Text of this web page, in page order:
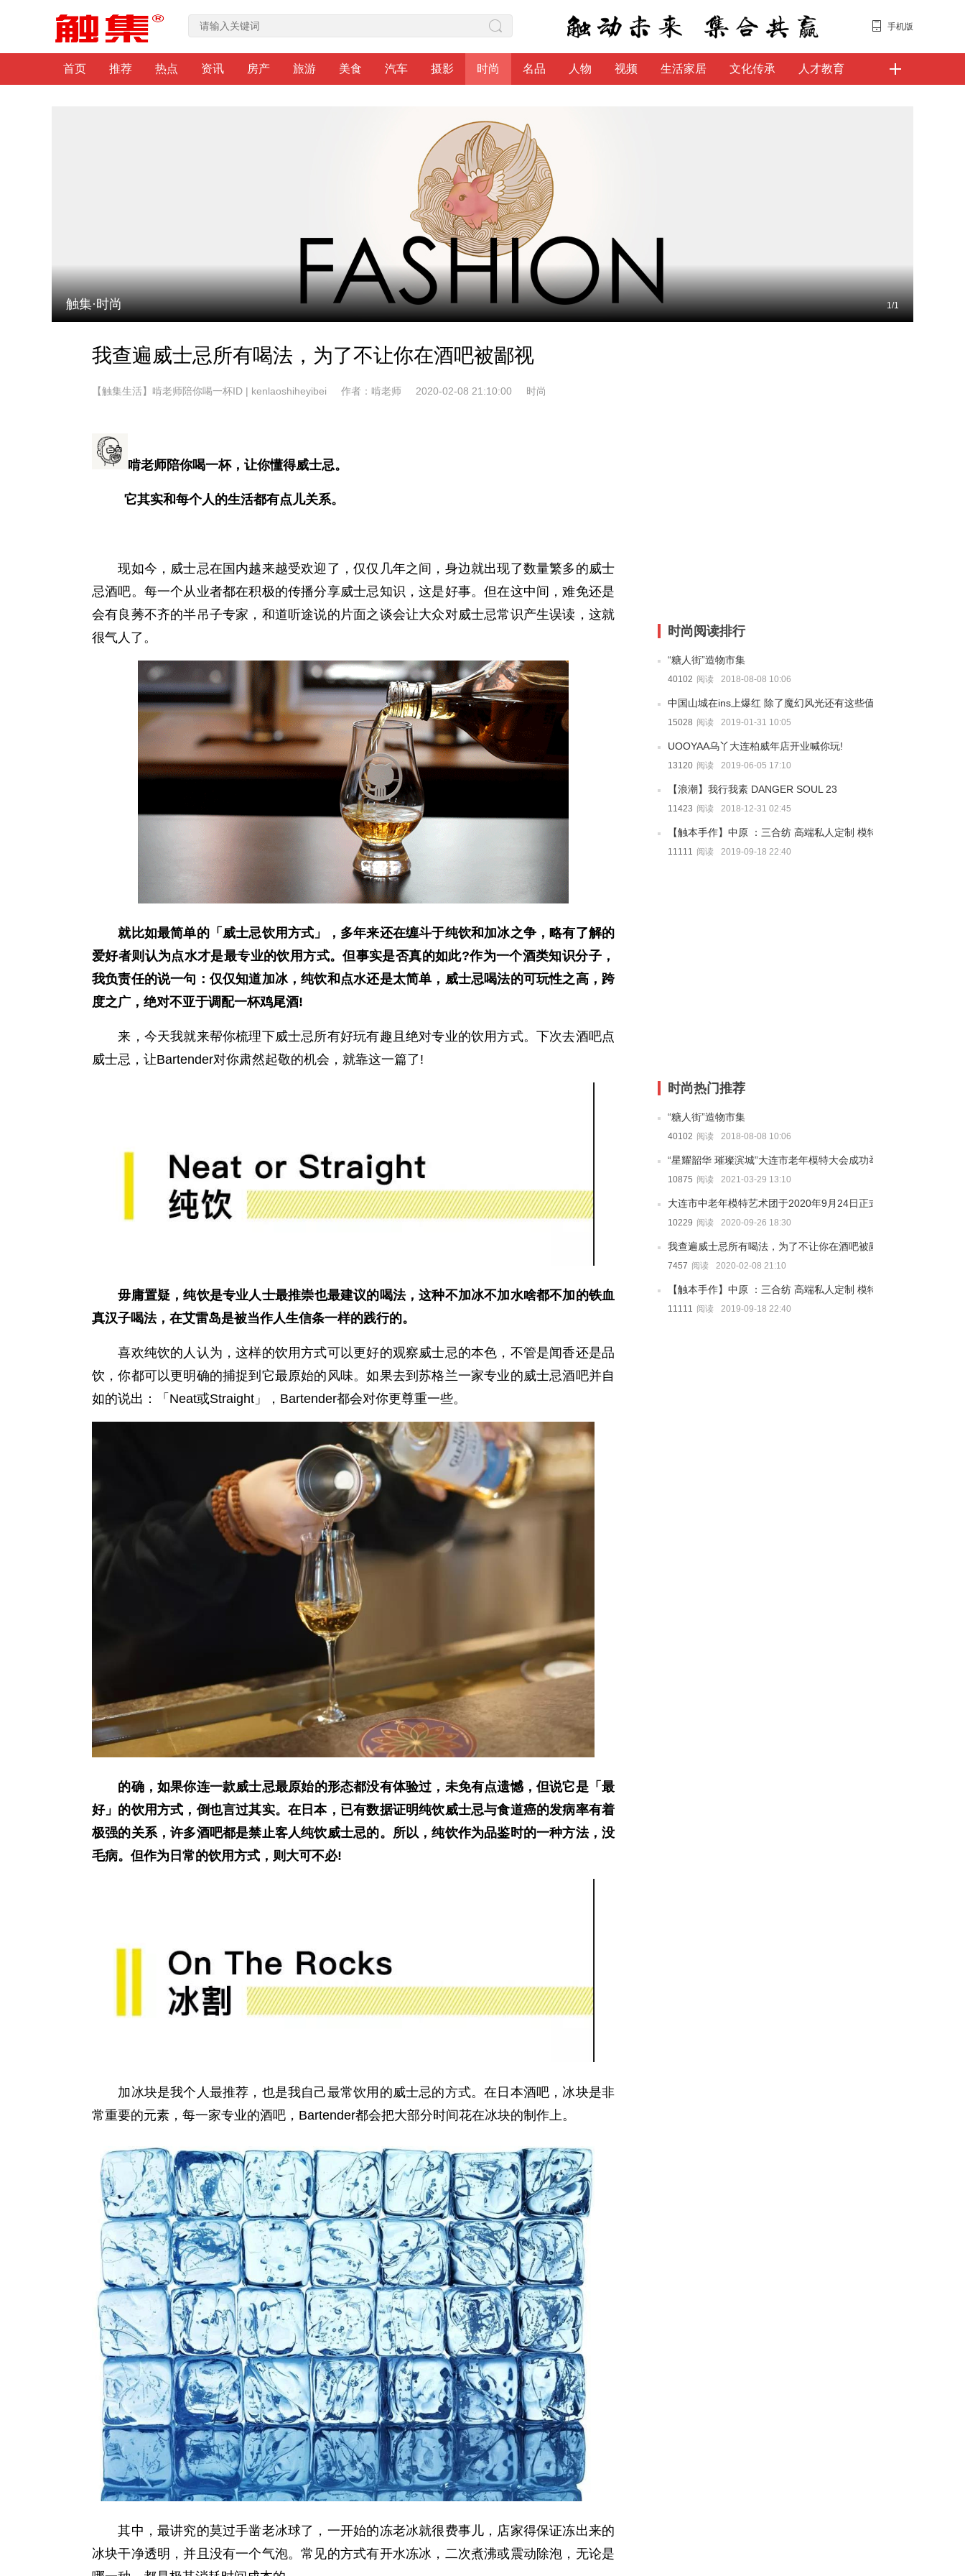
手机版
首页 推荐 热点 资讯 房产 旅游 美食 汽车 摄影 时尚 名品 人物 视频 生活家居 文化传承 人才教育
触集·时尚 1/1
我查遍威士忌所有喝法，为了不让你在酒吧被鄙视
【触集生活】啃老师陪你喝一杯ID | kenlaoshiheyibei 作者：啃老师 2020-02-08 21:10:00 时尚
啃老师陪你喝一杯，让你懂得威士忌。
它其实和每个人的生活都有点儿关系。
现如今，威士忌在国内越来越受欢迎了，仅仅几年之间，身边就出现了数量繁多的威士
忌酒吧。每一个从业者都在积极的传播分享威士忌知识，这是好事。但在这中间，难免还是
会有良莠不齐的半吊子专家，和道听途说的片面之谈会让大众对威士忌常识产生误读，这就
很气人了。
就比如最简单的「威士忌饮用方式」，多年来还在缠斗于纯饮和加冰之争，略有了解的
爱好者则认为点水才是最专业的饮用方式。但事实是否真的如此?作为一个酒类知识分子，
我负责任的说一句：仅仅知道加冰，纯饮和点水还是太简单，威士忌喝法的可玩性之高，跨
度之广，绝对不亚于调配一杯鸡尾酒!
来，今天我就来帮你梳理下威士忌所有好玩有趣且绝对专业的饮用方式。下次去酒吧点
威士忌，让Bartender对你肃然起敬的机会，就靠这一篇了!
毋庸置疑，纯饮是专业人士最推崇也最建议的喝法，这种不加冰不加水啥都不加的铁血
真汉子喝法，在艾雷岛是被当作人生信条一样的践行的。
喜欢纯饮的人认为，这样的饮用方式可以更好的观察威士忌的本色，不管是闻香还是品
饮，你都可以更明确的捕捉到它最原始的风味。如果去到苏格兰一家专业的威士忌酒吧并自
如的说出：「Neat或Straight」，Bartender都会对你更尊重一些。
的确，如果你连一款威士忌最原始的形态都没有体验过，未免有点遗憾，但说它是「最
好」的饮用方式，倒也言过其实。在日本，已有数据证明纯饮威士忌与食道癌的发病率有着
极强的关系，许多酒吧都是禁止客人纯饮威士忌的。所以，纯饮作为品鉴时的一种方法，没
毛病。但作为日常的饮用方式，则大可不必!
加冰块是我个人最推荐，也是我自己最常饮用的威士忌的方式。在日本酒吧，冰块是非
常重要的元素，每一家专业的酒吧，Bartender都会把大部分时间花在冰块的制作上。
其中，最讲究的莫过手凿老冰球了，一开始的冻老冰就很费事儿，店家得保证冻出来的
冰块干净透明，并且没有一个气泡。常见的方式有开水冻冰，二次煮沸或震动除泡，无论是
时尚阅读排行
“糖人街”造物市集
40102 阅读 2018-08-08 10:06
中国山城在ins上爆红 除了魔幻风光还有这些值得打卡!
15028 阅读 2019-01-31 10:05
UOOYAA乌丫大连柏威年店开业喊你玩!
13120 阅读 2019-06-05 17:10
【浪潮】我行我素 DANGER SOUL 23
11423 阅读 2018-12-31 02:45
【触本手作】中原 ：三合纺 高端私人定制 模特篇
11111 阅读 2019-09-18 22:40
时尚热门推荐
“糖人街”造物市集
40102 阅读 2018-08-08 10:06
“星耀韶华 璀璨滨城”大连市老年模特大会成功举行
10875 阅读 2021-03-29 13:10
大连市中老年模特艺术团于2020年9月24日正式成立
10229 阅读 2020-09-26 18:30
我查遍威士忌所有喝法，为了不让你在酒吧被鄙视
7457 阅读 2020-02-08 21:10
【触本手作】中原 ：三合纺 高端私人定制 模特篇
11111 阅读 2019-09-18 22:40